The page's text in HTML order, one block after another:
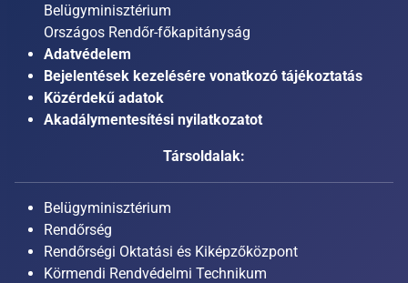
Belügyminisztérium
Országos Rendőr-főkapitányság
Adatvédelem
Bejelentések kezelésére vonatkozó tájékoztatás
Közérdekű adatok
Akadálymentesítési nyilatkozatot
Társoldalak:
Belügyminisztérium
Rendőrség
Rendőrségi Oktatási és Kiképzőközpont
Körmendi Rendvédelmi Technikum